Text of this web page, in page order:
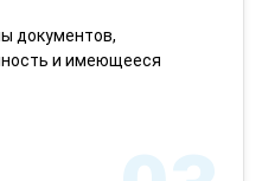
документов,
и имеющееся